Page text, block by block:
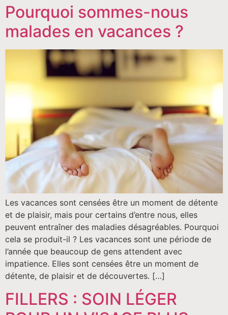
Pourquoi sommes-nous
malades en vacances ?
Les vacances sont censées être un moment de détente
et de plaisir, mais pour certains d’entre nous, elles
peuvent entraîner des maladies désagréables. Pourquoi
cela se produit-il ? Les vacances sont une période de
l’année que beaucoup de gens attendent avec
impatience. Elles sont censées être un moment de
détente, de plaisir et de découvertes. […]
FILLERS : SOIN LÉGER